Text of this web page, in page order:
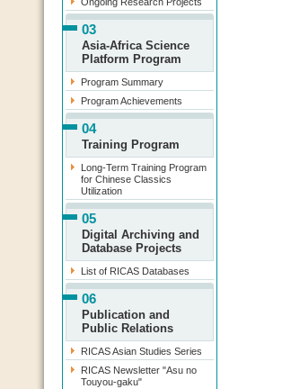
03
Asia-Africa Science
Platform Program
Program Summary
Program Achievements
04
Training Program
Long-Term Training Program
for Chinese Classics
Utilization
05
Digital Archiving and
Database Projects
List of RICAS Databases
06
Publication and
Public Relations
RICAS Asian Studies Series
RICAS Newsletter "Asu no
Touyou-gaku"